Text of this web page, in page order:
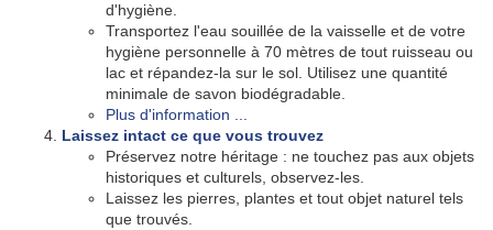
d'hygiène.
Transportez l'eau souillée de la vaisselle et de votre
hygiène personnelle à 70 mètres de tout ruisseau ou
lac et répandez-la sur le sol. Utilisez une quantité
minimale de savon biodégradable.
Plus d'information ...
Laissez intact ce que vous trouvez
Préservez notre héritage : ne touchez pas aux objets
historiques et culturels, observez-les.
Laissez les pierres, plantes et tout objet naturel tels
que trouvés.